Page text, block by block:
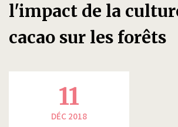
11
DÉC 2018
l'impact de la
cacao sur les forêts​​​​​​​